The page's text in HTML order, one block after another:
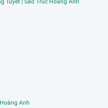
Tuyết | Sáo Trúc Hoàng Anh
Anh